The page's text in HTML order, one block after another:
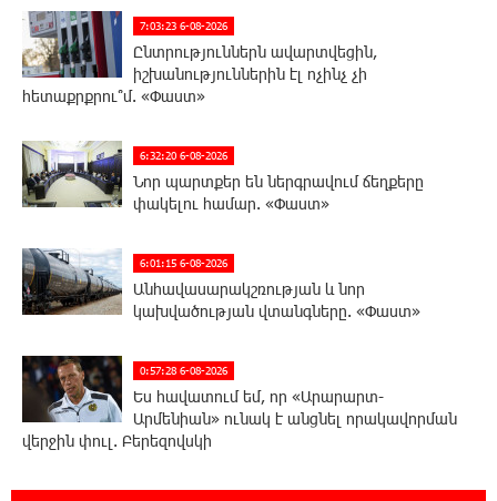
7:03:23 6-08-2026
Ընտրություններն ավարտվեցին,
իշխանություններին էլ ոչինչ չի
հետաքրքրու՞մ. «Փաստ»
6:32:20 6-08-2026
Նոր պարտքեր են ներգրավում ճեղքերը
փակելու համար. «Փաստ»
6:01:15 6-08-2026
Անհավասարակշռության և նոր
կախվածության վտանգները. «Փաստ»
0:57:28 6-08-2026
Ես հավատում եմ, որ «Արարարտ-
Արմենիան» ունակ է անցնել որակավորման
վերջին փուլ. Բերեզովսկի